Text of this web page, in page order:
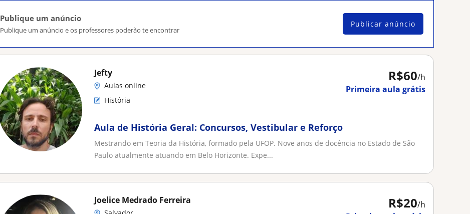
Publique um anúncio
Publique um anúncio e os professores poderão te encontrar
Publicar anúncio
R$60/h
Primeira aula grátis
Jefty
Aulas online
História
Aula de História Geral: Concursos, Vestibular e Reforço
Mestrando em Teoria da História, formado pela UFOP. Nove anos de docência no Estado de São
Paulo atualmente atuando em Belo Horizonte. Expe...
R$20/h
Joelice Medrado Ferreira